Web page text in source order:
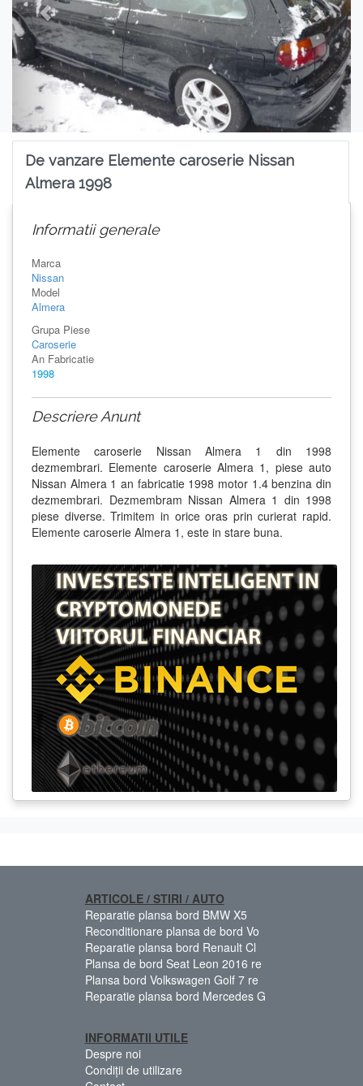
De vanzare Elemente caroserie Nissan
Almera 1998
Informatii generale
Marca
Nissan
Model
Almera
Grupa Piese
Caroserie
An Fabricatie
1998
Descriere Anunt
Elemente caroserie Nissan Almera 1 din 1998
dezmembrari. Elemente caroserie Almera 1, piese auto
Nissan Almera 1 an fabricatie 1998 motor 1.4 benzina din
dezmembrari. Dezmembram Nissan Almera 1 din 1998
piese diverse. Trimitem in orice oras prin curierat rapid.
Elemente caroserie Almera 1, este in stare buna.
ARTICOLE / STIRI / AUTO
Reparatie plansa bord BMW X5
Reconditionare plansa de bord Vo
Reparatie plansa bord Renault Cl
Plansa de bord Seat Leon 2016 re
Plansa bord Volkswagen Golf 7 re
Reparatie plansa bord Mercedes G
INFORMATII UTILE
Despre noi
Condiții de utilizare